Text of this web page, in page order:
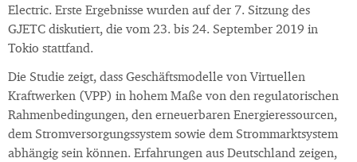
Electric. Erste Ergebnisse wurden auf der 7. Sitzung des
GJETC diskutiert, die vom 23. bis 24. September 2019 in
Tokio stattfand.
Die Studie zeigt, dass Geschäftsmodelle von Virtuellen
Kraftwerken (VPP) in hohem Maße von den regulatorischen
Rahmenbedingungen, den erneuerbaren Energieressourcen,
dem Stromversorgungssystem sowie dem Strommarktsystem
abhängig sein können. Erfahrungen aus Deutschland zeigen,